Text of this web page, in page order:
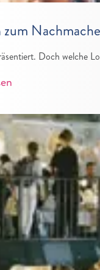
Doch welche